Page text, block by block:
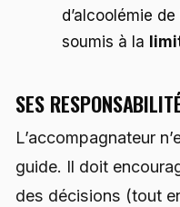
d’alcoolémie
soumis à la
SES
L’accompagnateur
guide. Il doit
des décisions (tout